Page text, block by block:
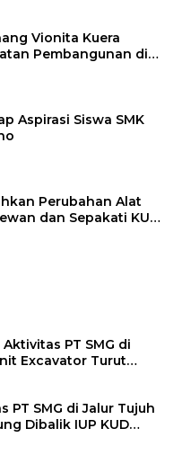
Vionita Kuera
Pembangunan di
Aspirasi Siswa SMK
Perubahan Alat
dan Sepakati KUA-
PT SMG di
Excavator Turut
PT SMG di Jalur Tujuh
Dibalik IUP KUD